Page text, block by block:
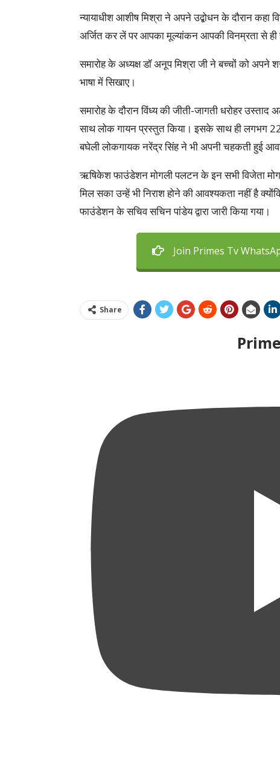
न्यायाधीश आशीष मिश्रा ने अपने उद्बोधन के दौरान
अर्जित कर लें पर आपका मूल्यांकन आपकी विनम्रता से ही
समारोह के अध्यक्ष डॉ अनूप मिश्रा जी ने बच्चों को
भाषा में सिखाए।
समारोह के दौरान विंध्य की जीती-जागती धरोहर उस्ताद
साथ लोक गायन प्रस्तुत किया। इसके साथ ही लगभग
बघेली लोकगायक नरेंद्र सिंह ने भी अपनी चहकती हुई
ऋषिकेश फाउंडेशन मोगली पलटन के इन सभी विजेता
मिल सका उन्हें भी निराश होने की आवश्यकता नहीं है
फाउंडेशन के सचिव सचिन पांडेय द्वारा जारी किया गया।
Join Primes Tv
Share